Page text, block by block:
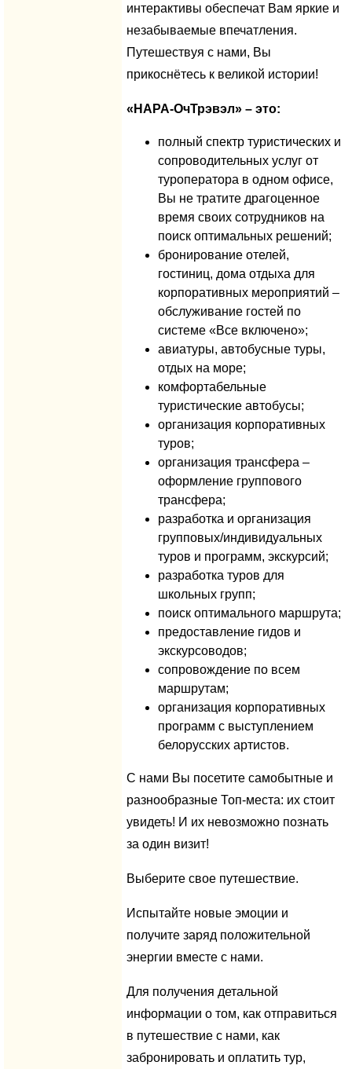
интерактивы обеспечат Вам яркие и
незабываемые впечатления.
Путешествуя с нами, Вы
прикоснётесь к великой истории!
«НАРА-ОчТрэвэл» – это:
полный спектр туристических и
сопроводительных услуг от
туроператора в одном офисе,
Вы не тратите драгоценное
время своих сотрудников на
поиск оптимальных решений;
бронирование отелей,
гостиниц, дома отдыха для
корпоративных мероприятий –
обслуживание гостей по
системе «Все включено»;
авиатуры, автобусные туры,
отдых на море;
комфортабельные
туристические автобусы;
организация корпоративных
туров;
организация трансфера –
оформление группового
трансфера;
разработка и организация
групповых/индивидуальных
туров и программ, экскурсий;
разработка туров для
школьных групп;
поиск оптимального маршрута;
предоставление гидов и
экскурсоводов;
сопровождение по всем
маршрутам;
организация корпоративных
программ с выступлением
белорусских артистов.
С нами Вы посетите самобытные и
разнообразные Топ-места: их стоит
увидеть! И их невозможно познать
за один визит!
Выберите свое путешествие.
Испытайте новые эмоции и
получите заряд положительной
энергии вместе с нами.
Для получения детальной
информации о том, как отправиться
в путешествие с нами, как
забронировать и оплатить тур,